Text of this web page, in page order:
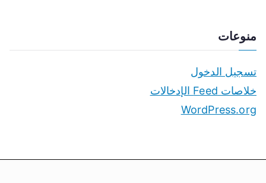
منوعات
تسجيل الدخول
خلاصات Feed الإدخالات
WordPress.org